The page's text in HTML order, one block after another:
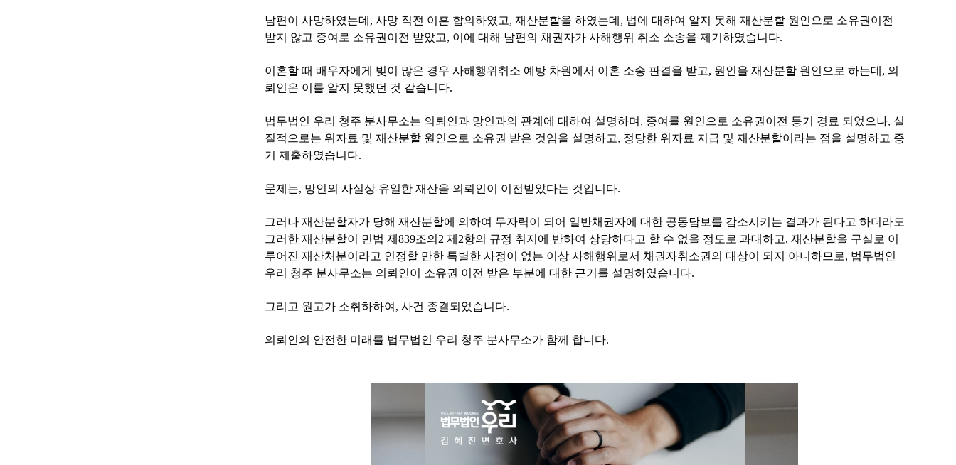
남편이 사망하였는데 , 사망 직전 이혼 합의하였고, 재산분할을 하였는데 , 법에 대하여 알지 못해 재산분할 원인으로 소유권이전
받지 않고 증여로 소유권이전 받았고, 이에 대해 남편의 채권자가 사해행위 취소 소송을 제기하였습니다.
이혼할 때 배우자에게 빚이 많은 경우 사해행위취소 예방 차원에서 이혼 소송 판결을 받고, 원인을 재산분할 원인으로 하는데 , 의
뢰인은 이를 알지 못했던 것 같습니다.
법무법인 우리 청주 분사무소는 의뢰인과 망인과의 관계에 대하여 설명하며 , 증여를 원인으로 소유권이전 등기 경료 되었으나, 실
질적으로는 위자료 및 재산분할 원인으로 소유권 받은 것임을 설명하고, 정당한 위자료 지급 및 재산분할이라는 점을 설명하고 증
거 제출하였습니다.
문제는, 망인의 사실상 유일한 재산을 의뢰인이 이전받았다는 것입니다.
그러나 재산분할자가 당해 재산분할에 의하여 무자력이 되어 일반채권자에 대한 공동담보를 감소시키는 결과가 된다고 하더라도
그러한 재산분할이 민법 제 839조의 2 제 2항의 규정 취지에 반하여 상당하다고 할 수 없을 정도로 과대하고, 재산분할을 구실로 이
루어진 재산처분이라고 인정할 만한 특별한 사정이 없는 이상 사해행위로서 채권자취소권의 대상이 되지 아니하므로, 법무법인
우리 청주 분사무소는 의뢰인이 소유권 이전 받은 부분에 대한 근거를 설명하였습니다.
그리고 원고가 소취하하여 , 사건 종결되었습니다.
의뢰인의 안전한 미래를 법무법인 우리 청주 분사무소가 함께 합니다.